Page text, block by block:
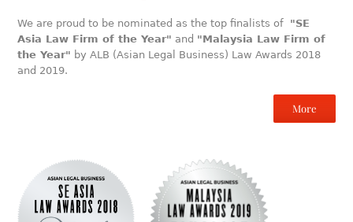
We are proud to be nominated as the top finalists of "SE
Asia Law Firm of the Year" and "Malaysia Law Firm of
the Year" by ALB (Asian Legal Business) Law Awards 2018
and 2019.
More